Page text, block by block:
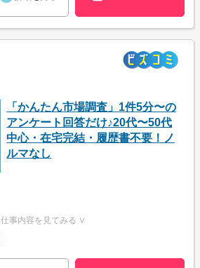
「かんたん市場調査」1件5分〜の
アンケート回答だけ♪20代〜50代
中心・在宅完結・履歴書不要！ノ
ルマなし
仕事内容を見てみる ∨